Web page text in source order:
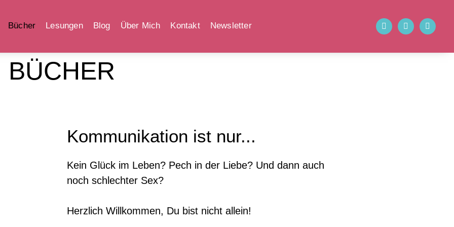
Bücher Lesungen Blog Über Mich Kontakt Newsletter
BÜCHER
Kommunikation ist nur...
Kein Glück im Leben? Pech in der Liebe? Und dann auch
noch schlechter Sex?
Herzlich Willkommen, Du bist nicht allein!